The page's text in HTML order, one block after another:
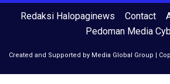
Redaksi Halopaginews Contact
Pedoman Media
Created and Supported by Media Global Group |